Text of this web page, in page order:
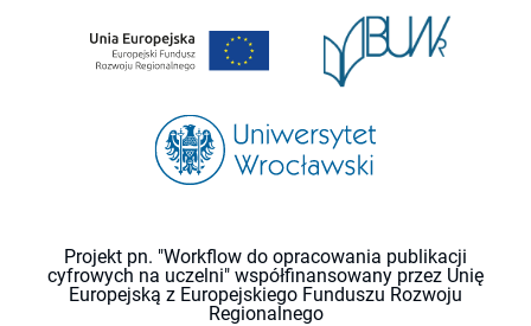
Projekt pn. "Workflow do opracowania publikacji
cyfrowych na uczelni" współfinansowany przez Unię
Europejską z Europejskiego Funduszu Rozwoju
Regionalnego